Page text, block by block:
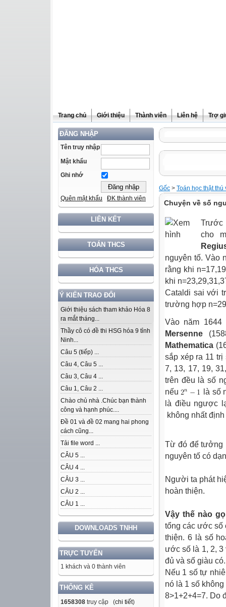
Trang chủ Giới thiệu Thành viên Liên hệ Trợ
ĐĂNG NHẬP
Tên truy nhập
Mật khẩu
Ghi nhớ
Quên mật khẩu ĐK thành viên
LIÊN KẾT
TOÁN THCS
HÓA THCS
Ý KIẾN TRAO ĐỔI
Giới thiệu sách tham khảo Hóa 8
ra mắt tháng...
Thầy cô có đề thi HSG hóa 9 tỉnh
Ninh...
Câu 5 (tiếp) ...
Câu 4, Câu 5 ...
Câu 3, Câu 4 ...
Câu 1, Câu 2 ...
Chào chủ nhà .Chúc bạn thành
công và hạnh phúc....
Đề 01 và đề 02 mang hai phong
cách cũng...
Tải file word ...
CÂU 5 ...
CÂU 4 ...
CÂU 3 ...
CÂU 2 ...
CÂU 1 ...
DOWNLOADS TNHH
TRỰC TUYẾN
1 khách và 0 thành viên
THỐNG KÊ
1658308 truy cập (chi tiết)
Gốc > Toán học thật thú
Chuyện về số
Trước
cho
nguyên tố. Vào
rằng khi
khi
Cataldi sai với
trường hợp
Vào năm
Mersenne
Mathematica
sắp xép ra 11
7, 13, 17, 19,
trên đều là số
nếu
là số
là điều ngược
không nhất
Từ đó để tưởng
nguyên tố có
Người ta phát
hoàn thiện.
Vậy thế nào
tổng các ước số
thiện. 6 là số
ước số là 1, 2, 3
đủ và số giàu có.
Nếu 1 số tự
nó là 1 số
8>1+2+4=7. Do